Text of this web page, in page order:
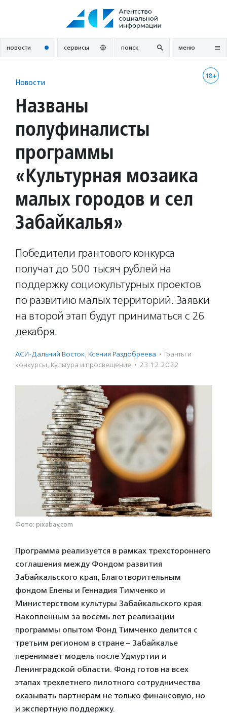
новости сервисы поиск меню
18+
Новости
Названы
полуфиналисты
программы
«Культурная мозаика
малых городов и сел
Забайкалья»
Победители грантового конкурса
получат до 500 тысяч рублей на
поддержку социокультурных проектов
по развитию малых территорий. Заявки
на второй этап будут приниматься с 26
декабря.
АСИ-Дальний Восток, Ксения Раздобреева · Гранты и
конкурсы, Культура и просвещение · 23.12.2022
Фото: pixabay.com
Программа реализуется в рамках трехстороннего
соглашения между Фондом развития
Забайкальского края, Благотворительным
фондом Елены и Геннадия Тимченко и
Министерством культуры Забайкальского края.
Накопленным за восемь лет реализации
программы опытом Фонд Тимченко делится с
третьим регионом в стране – Забайкалье
перенимает модель после Удмуртии и
Ленинградской области. Фонд готов на всех
этапах трехлетнего пилотного сотрудничества
оказывать партнерам не только финансовую, но
и экспертную поддержку.